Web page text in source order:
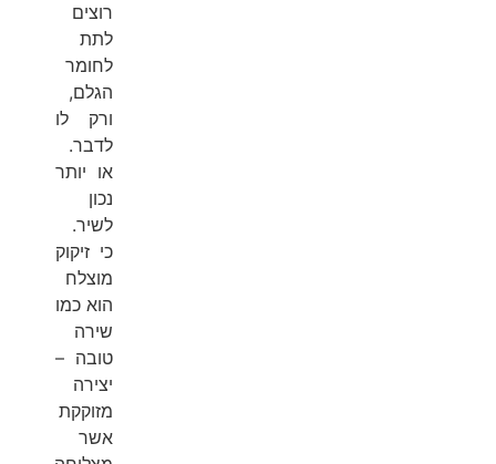
רוצים
לתת
לחומר
הגלם,
ורק לו
לדבר.
או יותר
נכון
לשיר.
כי זיקוק
מוצלח
הוא כמו
שירה
טובה –
יצירה
מזוקקת
אשר